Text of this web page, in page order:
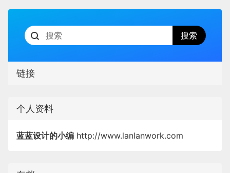
链接
个人资料
蓝蓝设计的小编 http://www.lanlanwork.com